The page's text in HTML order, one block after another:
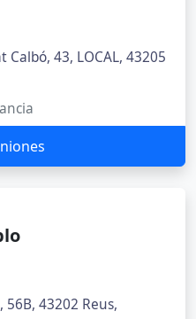
43, LOCAL, 43205
43202 Reus,